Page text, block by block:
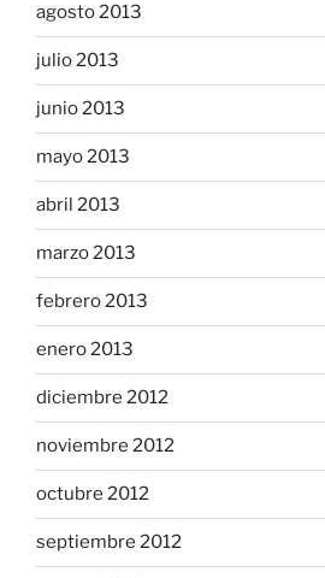
agosto 2013
julio 2013
junio 2013
mayo 2013
abril 2013
marzo 2013
febrero 2013
enero 2013
diciembre 2012
noviembre 2012
octubre 2012
septiembre 2012